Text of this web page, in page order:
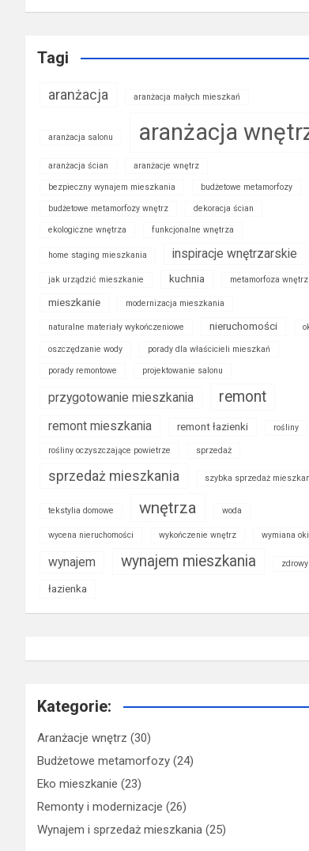
Tagi
aranżacja aranżacja małych mieszkań
aranżacja salonu aranżacja
aranżacja ścian aranżacje wnętrz
bezpieczny wynajem mieszkania budżetowe metamorfozy
budżetowe metamorfozy wnętrz dekoracja ścian
ekologiczne wnętrza funkcjonalne wnętrza
home staging mieszkania inspiracje wnętrzarskie
jak urządzić mieszkanie kuchnia metamorfoza wnętrz
mieszkanie modernizacja mieszkania
naturalne materiały wykończeniowe nieruchomości
oszczędzanie wody porady dla właścicieli mieszkań
porady remontowe projektowanie salonu
przygotowanie mieszkania remont
remont mieszkania remont łazienki rośliny
rośliny oczyszczające powietrze sprzedaż
sprzedaż mieszkania szybka sprzedaż
tekstylia domowe wnętrza woda
wycena nieruchomości wykończenie wnętrz wymiana
wynajem wynajem mieszkania
łazienka
Kategorie:
Aranżacje wnętrz (30)
Budżetowe metamorfozy (24)
Eko mieszkanie (23)
Remonty i modernizacje (26)
Wynajem i sprzedaż mieszkania (25)